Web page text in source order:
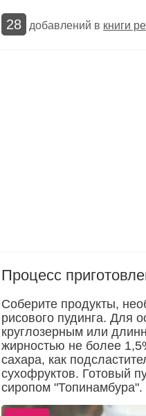
28 добавлений в книги
Процесс
Соберите продукты,
рисового пудинга. Для
круглозерным или
жирностью не более
сахара, как
сухофруктов. Готовый
сиропом "Топинамбура".